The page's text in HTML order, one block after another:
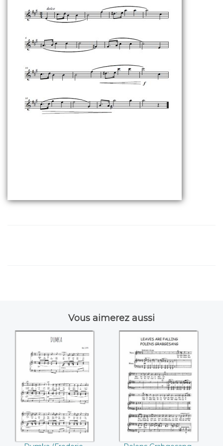
Vous aimerez aussi
Dumka ((Frederic
Chopin))
Polens
Grabgesang
((Frederic Chopin))